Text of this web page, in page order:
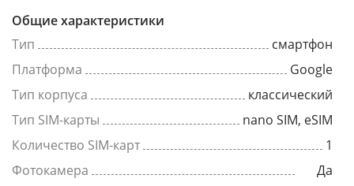
Общие характеристики
Тип
смартфон
Платформа
Google
Тип корпуса
классический
Тип SIM-карты
nano SIM, eSIM
Количество SIM-карт
1
Фотокамера
Да